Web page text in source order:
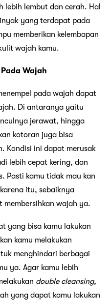
lebih lembut dan cerah. Hal
yang terdapat pada
memberikan kelembapan
wajah kamu.
Wajah
pada wajah dapat
Di antaranya yaitu
jerawat, hingga
kotoran juga bisa
Kondisi ini dapat merusak
lebih cepat kering, dan
Pasti kamu tidak mau kan
itu, sebaiknya
membersihkan wajah ya.
yang bisa kamu lakukan
kamu melakukan
menghindari berbagai
ya. Agar kamu lebih
double cleansing,
yang dapat kamu lakukan